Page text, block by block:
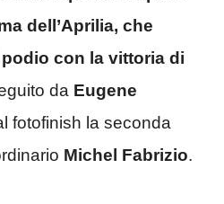
dell’Aprilia, che
con la vittoria di
da Eugene
fotofinish la seconda
Michel Fabrizio.